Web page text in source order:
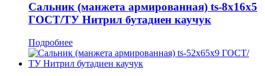
Сальник (манжета армированная) ts-8x16x5
ГОСТ/ТУ Нитрил бутадиен каучук
Подробнее